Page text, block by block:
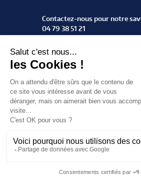
Contactez-nous pour notre
04 79 38 51 21
ZAC du Rotey
73460 Notre Dame des Millières
Trouvez-nous